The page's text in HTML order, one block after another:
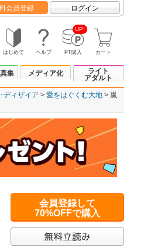
会員登録 ログイン
はじめて ヘルプ
UP!
PT購入 カート
集 メディア化
ライト
アダルト
ディザイア 愛をはぐくむ大地
嵐
会員登録して
70%OFFで購入